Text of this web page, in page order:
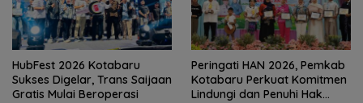
HubFest 2026 Kotabaru
Sukses Digelar, Trans Saijaan
Gratis Mulai Beroperasi
Peringati HAN 2026, Pemkab
Kotabaru Perkuat Komitmen
Lindungi dan Penuhi Hak